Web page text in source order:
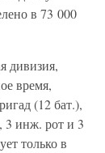
в 73 000
дивизия,
время,
(12 бат.),
3 инж. рот и 3
только в